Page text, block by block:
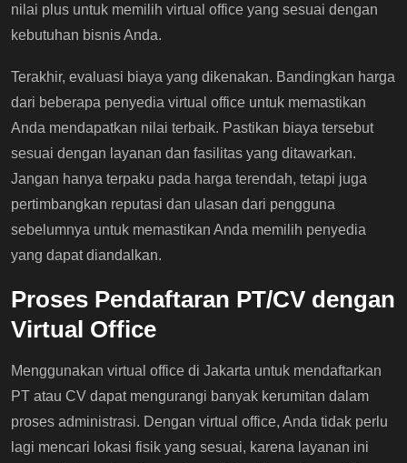
nilai plus untuk memilih virtual office yang sesuai dengan
kebutuhan bisnis Anda.
Terakhir, evaluasi biaya yang dikenakan. Bandingkan harga
dari beberapa penyedia virtual office untuk memastikan
Anda mendapatkan nilai terbaik. Pastikan biaya tersebut
sesuai dengan layanan dan fasilitas yang ditawarkan.
Jangan hanya terpaku pada harga terendah, tetapi juga
pertimbangkan reputasi dan ulasan dari pengguna
sebelumnya untuk memastikan Anda memilih penyedia
yang dapat diandalkan.
Proses Pendaftaran PT/CV dengan
Virtual Office
Menggunakan virtual office di Jakarta untuk mendaftarkan
PT atau CV dapat mengurangi banyak kerumitan dalam
proses administrasi. Dengan virtual office, Anda tidak perlu
lagi mencari lokasi fisik yang sesuai, karena layanan ini